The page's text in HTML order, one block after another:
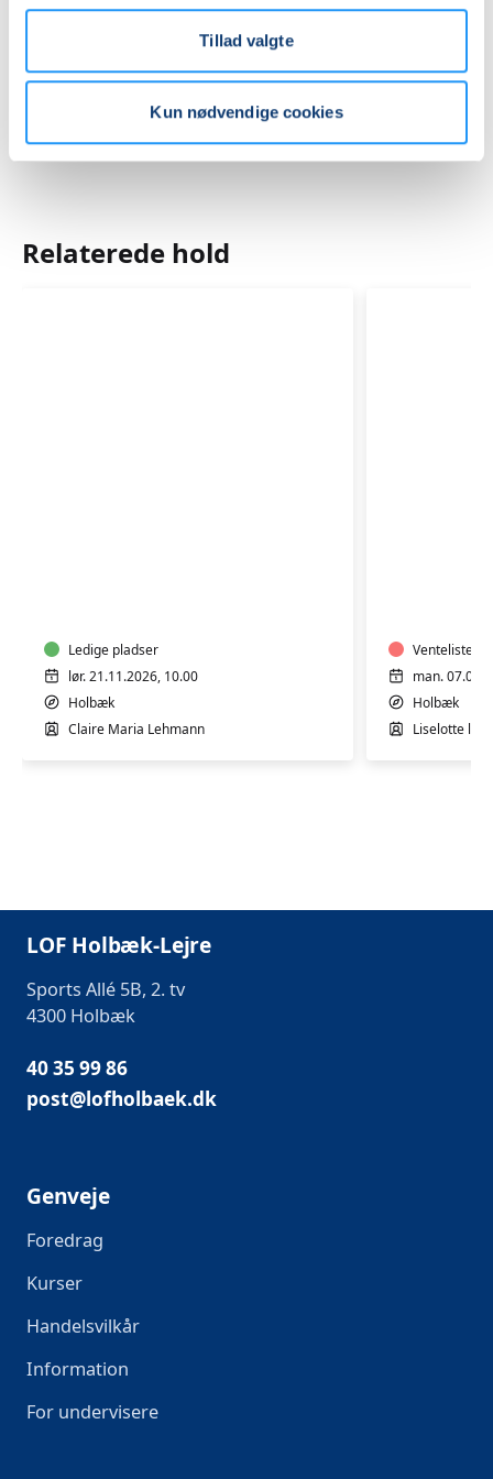
Tillad valgte
Kun nødvendige cookies
Relaterede hold
Ledige pladser
lør. 21.11.2026, 10.00
Holbæk
Claire Maria Lehmann
Venteliste
man.
Holbæk
Liselotte le
LOF Holbæk-Lejre
Sports Allé 5B, 2. tv
4300 Holbæk
40 35 99 86
post@lofholbaek.dk
Genveje
Foredrag
Kurser
Handelsvilkår
Information
For undervisere